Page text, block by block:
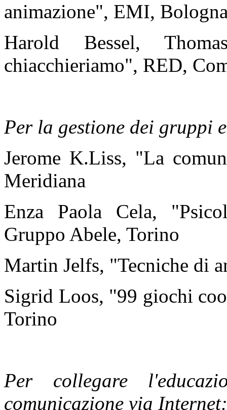
animazione", EMI,
Harold Bessel,
chiacchieriamo", RED,
Per la gestione dei gruppi
Jerome K.Liss, "La
Meridiana
Enza Paola Cela,
Gruppo Abele, Torino
Martin Jelfs, "Tecniche di
Sigrid Loos, "99 giochi
Torino
Per collegare
comunicazione via Internet: